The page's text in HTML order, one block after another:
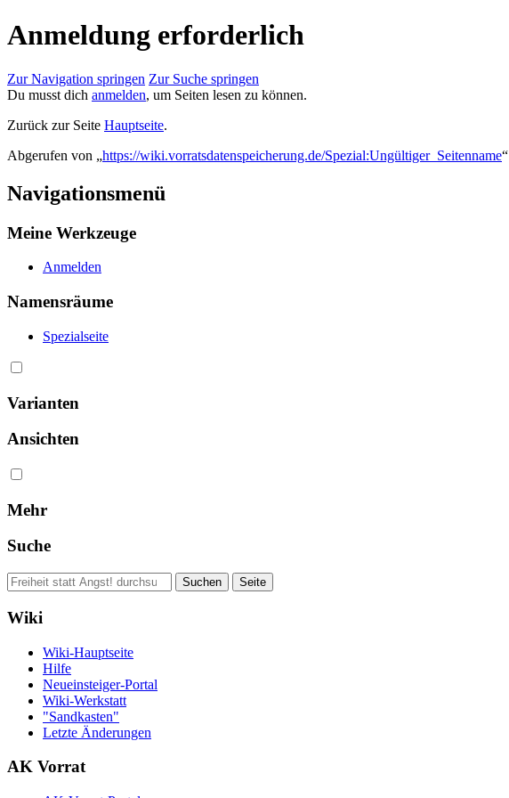
Anmeldung erforderlich
Zur Navigation springen Zur Suche springen
Du musst dich anmelden, um Seiten lesen zu können.
Zurück zur Seite Hauptseite.
Abgerufen von „https://wiki.vorratsdatenspeicherung.de/Spezial:Ungültiger_Seitenname“
Navigationsmenü
Meine Werkzeuge
Anmelden
Namensräume
Spezialseite
Varianten
Ansichten
Mehr
Suche
Wiki
Wiki-Hauptseite
Hilfe
Neueinsteiger-Portal
Wiki-Werkstatt
"Sandkasten"
Letzte Änderungen
AK Vorrat